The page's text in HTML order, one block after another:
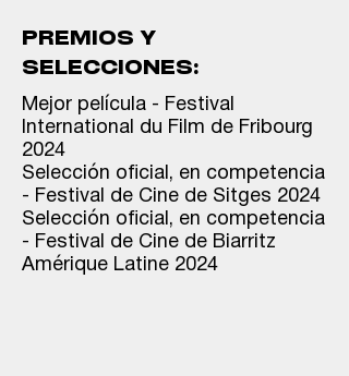
PREMIOS Y
SELECCIONES:
Mejor película - Festival
International du Film de Fribourg
2024
Selección oficial, en competencia
- Festival de Cine de Sitges 2024
Selección oficial, en competencia
- Festival de Cine de Biarritz
Amérique Latine 2024